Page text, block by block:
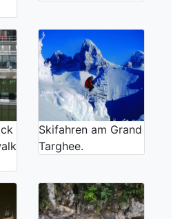
Skifahren am Grand
Targhee.